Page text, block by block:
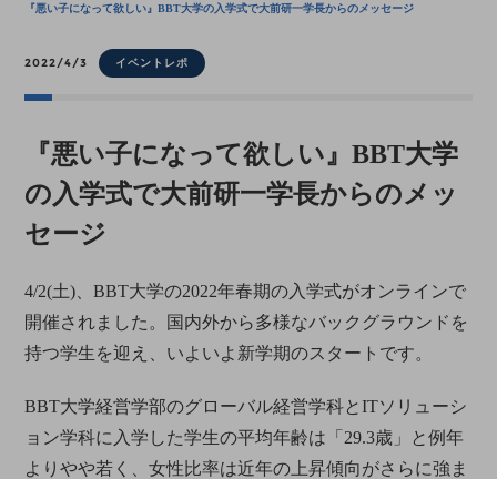
『悪い子になって欲しい』BBT大学の入学式で大前研一学長からのメッセージ
2022/4/3 イベントレポ
『悪い子になって欲しい』BBT大学
の入学式で大前研一学長からのメッ
セージ
4/2(土)、BBT大学の2022年春期の入学式がオンラインで
開催されました。国内外から多様なバックグラウンドを
持つ学生を迎え、いよいよ新学期のスタートです。
BBT大学経営学部のグローバル経営学科とITソリューシ
ョン学科に入学した学生の平均年齢は「29.3歳」と例年
よりやや若く、女性比率は近年の上昇傾向がさらに強ま